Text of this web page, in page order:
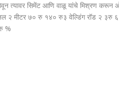
त्यावर सिमेंट आणि वाळू यांचे मिश्रण करून
२ मीटर ७० रु १४० रु३ वेल्डिंग रॉड २ ३रु
%